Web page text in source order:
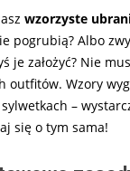
wzorzyste
pogrubią? Albo
je założyć? Nie
outfitów. Wzory
–
się o tym sama!